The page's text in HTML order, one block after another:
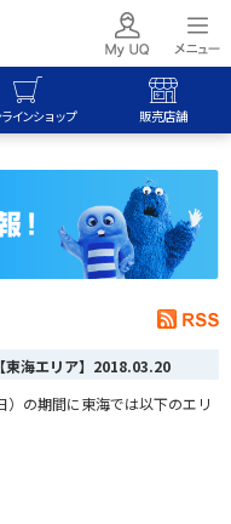
インショップ 販売店舗
海エリア】 2018.03.20
の期間に東海では以下のエリ